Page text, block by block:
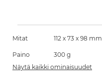
Mitat 112 x 73 x 98 mm
Paino
300 g
Näytä kaikki ominaisuudet